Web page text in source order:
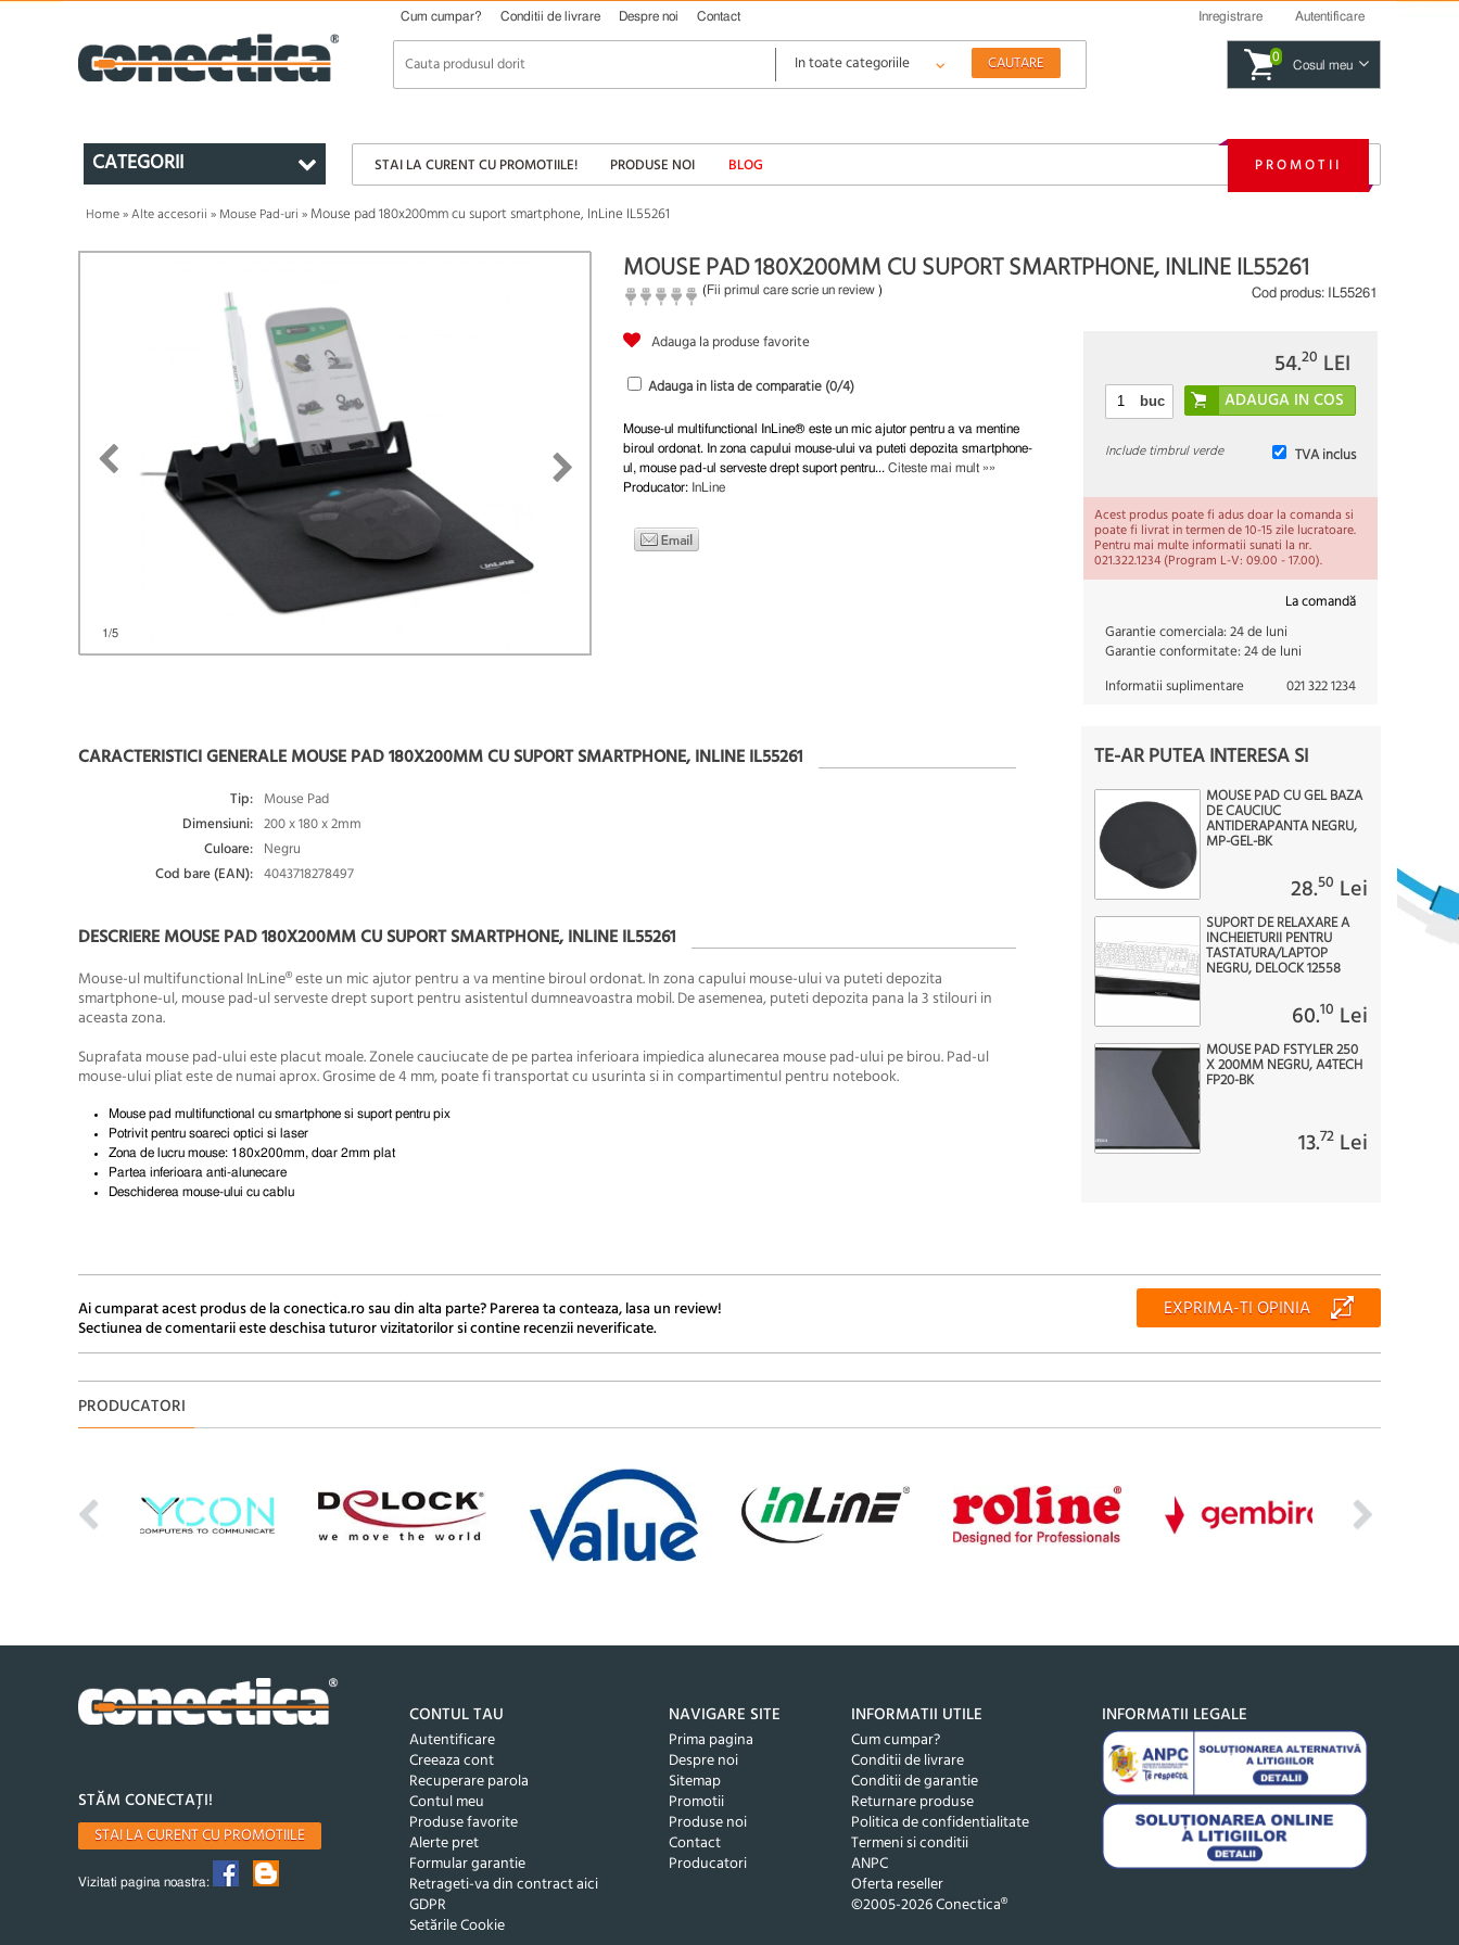
Cum cumpar? Conditii de livrare Despre noi Contact Inregistrare Autentificare
0
Cosul meu
CATEGORII STAI LA CURENT CU PROMOTIILE! PRODUSE NOI BLOG PROMOTII
Home»Alte accesorii » Mouse Pad-uri » Mouse pad 180x200mm cu suport smartphone, InLine IL55261
1/5
MOUSE PAD 180X200MM CU SUPORT SMARTPHONE, INLINE IL55261
(Fii primul care scrie un review ) Cod produs: IL55261
Adauga la produse favorite
Adauga in lista de comparatie (0/4)
Mouse-ul multifunctional InLine® este un mic ajutor pentru a va mentine
biroul ordonat. In zona capului mouse-ului va puteti depozita smartphone-
ul, mouse pad-ul serveste drept suport pentru... Citeste mai mult »»
Producator: InLine
54.20 LEI
buc
TVA inclus
Include timbrul verde
Acest produs poate fi adus doar la comanda si
poate fi livrat in termen de 10-15 zile lucratoare.
Pentru mai multe informatii sunati la nr.
021.322.1234 (Program L-V: 09.00 - 17.00).
La comandă
Garantie comerciala:24 de luni
Garantie conformitate:24 de luni
Informatii suplimentare
021 322 1234
CARACTERISTICI GENERALE MOUSE PAD 180X200MM CU SUPORT SMARTPHONE, INLINE IL55261
Tip: Mouse Pad
Dimensiuni: 200 x 180 x 2mm
Culoare: Negru
Cod bare (EAN): 4043718278497
DESCRIERE MOUSE PAD 180X200MM CU SUPORT SMARTPHONE, INLINE IL55261
Mouse-ul multifunctional InLine® este un mic ajutor pentru a va mentine biroul ordonat. In zona capului mouse-ului va puteti depozita
smartphone-ul, mouse pad-ul serveste drept suport pentru asistentul dumneavoastra mobil. De asemenea, puteti depozita pana la 3 stilouri in
aceasta zona.
Suprafata mouse pad-ului este placut moale. Zonele cauciucate de pe partea inferioara impiedica alunecarea mouse pad-ului pe birou. Pad-ul
mouse-ului pliat este de numai aprox. Grosime de 4 mm, poate fi transportat cu usurinta si in compartimentul pentru notebook.
Mouse pad multifunctional cu smartphone si suport pentru pix
Potrivit pentru soareci optici si laser
Zona de lucru mouse: 180x200mm, doar 2mm plat
Partea inferioara anti-alunecare
Deschiderea mouse-ului cu cablu
TE-AR PUTEA INTERESA SI
MOUSE PAD CU GEL BAZA
DE CAUCIUC
ANTIDERAPANTA NEGRU,
MP-GEL-BK
28.50 Lei
SUPORT DE RELAXARE A
INCHEIETURII PENTRU
TASTATURA/LAPTOP
NEGRU, DELOCK 12558
60.10 Lei
MOUSE PAD FSTYLER 250
X 200MM NEGRU, A4TECH
FP20-BK
13.72 Lei
Ai cumparat acest produs de la conectica.ro sau din alta parte? Parerea ta conteaza, lasa un review!
Sectiunea de comentarii este deschisa tuturor vizitatorilor si contine recenzii neverificate.
EXPRIMA-TI OPINIA
PRODUCATORI
STĂM CONECTAȚI!
STAI LA CURENT CU PROMOTIILE
Vizitati pagina noastra:
CONTUL TAU
Autentificare
Creeaza cont
Recuperare parola
Contul meu
Produse favorite
Alerte pret
Formular garantie
Retrageti-va din contract aici
GDPR
Setările Cookie
NAVIGARE SITE
Prima pagina
Despre noi
Sitemap
Promotii
Produse noi
Contact
Producatori
INFORMATII UTILE
Cum cumpar?
Conditii de livrare
Conditii de garantie
Returnare produse
Politica de confidentialitate
Termeni si conditii
ANPC
Oferta reseller
©2005-2026 Conectica®
INFORMATII LEGALE